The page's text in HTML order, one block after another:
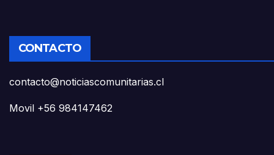
CONTACTO
contacto@noticiascomunitarias.cl
Movil +56 984147462